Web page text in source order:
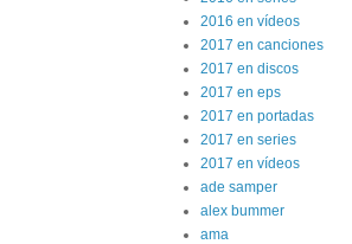
2016 en vídeos
2017 en canciones
2017 en discos
2017 en eps
2017 en portadas
2017 en series
2017 en vídeos
ade samper
alex bummer
ama